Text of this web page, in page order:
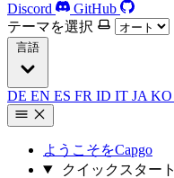
Discord
GitHub
テーマを選択
言語
DE EN ES FR ID IT JA KO
ようこそをCapgo
クイックスタート